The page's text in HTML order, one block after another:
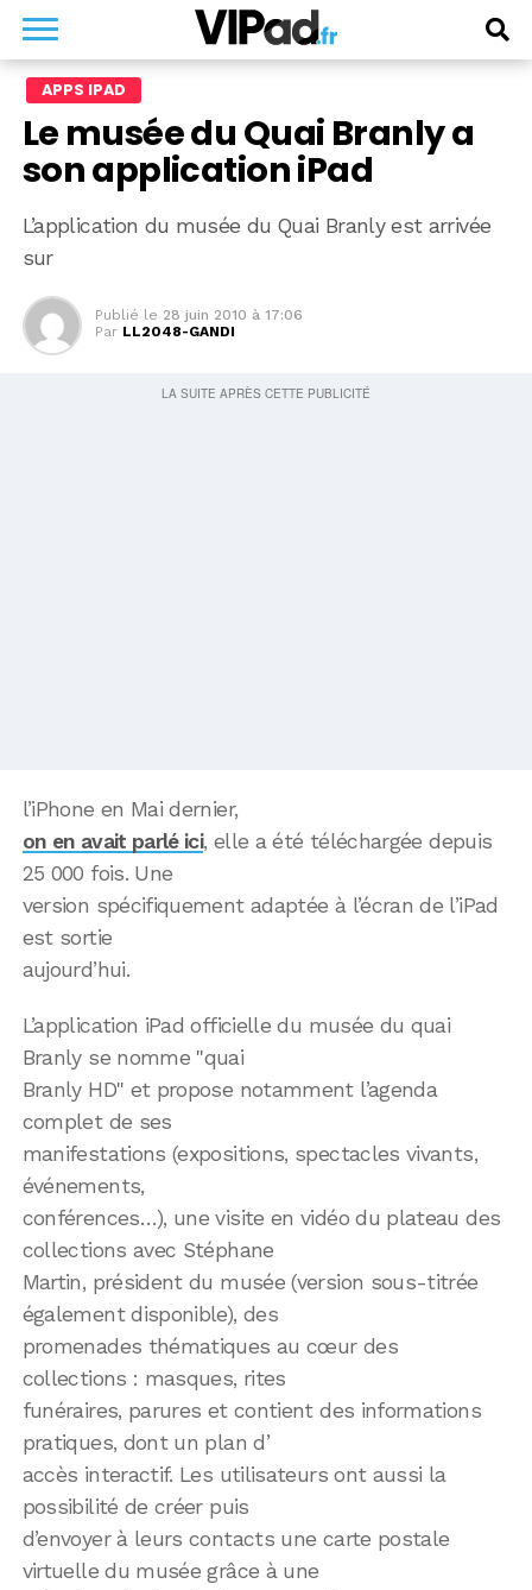
APPS IPAD
Le musée du Quai Branly a
son application iPad
L’application du musée du Quai Branly est arrivée
sur
Publié le 28 juin 2010 à 17:06
Par LL2048-GANDI
l’iPhone en Mai dernier,
on en avait parlé ici, elle a été téléchargée depuis
25 000 fois. Une
version spécifiquement adaptée à l’écran de l’iPad
est sortie
aujourd’hui.
L’application iPad officielle du musée du quai
Branly se nomme "quai
Branly HD" et propose notamment l’agenda
complet de ses
manifestations (expositions, spectacles vivants,
événements,
conférences…), une visite en vidéo du plateau des
collections avec Stéphane
Martin, président du musée (version sous-titrée
également disponible), des
promenades thématiques au cœur des
collections : masques, rites
funéraires, parures et contient des informations
pratiques, dont un plan d’
accès interactif. Les utilisateurs ont aussi la
possibilité de créer puis
d’envoyer à leurs contacts une carte postale
virtuelle du musée grâce à une